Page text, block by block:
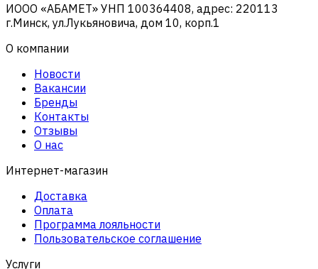
ИООО «АБАМЕТ» УНП 100364408, адрес: 220113
г.Минск, ул.Лукьяновича, дом 10, корп.1
О компании
Новости
Вакансии
Бренды
Контакты
Отзывы
О нас
Интернет-магазин
Доставка
Оплата
Программа лояльности
Пользовательское соглашение
Услуги